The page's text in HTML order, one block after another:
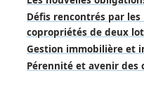
Défis rencontrés par
copropriétés de deux
Gestion immobilière et
Pérennité et avenir des